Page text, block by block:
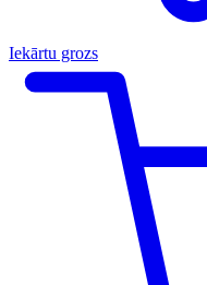
Iekārtu grozs